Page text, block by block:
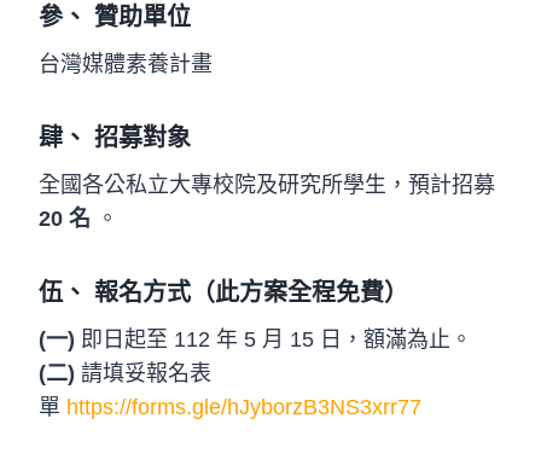
參、 贊助單位
台灣媒體素養計畫
肆、 招募對象
全國各公私立大專校院及研究所學生，預計招募
20 名 。
伍、 報名方式（此方案全程免費）
(一) 即日起至 112 年 5 月 15 日，額滿為止。
(二) 請填妥報名表
單 https://forms.gle/hJyborzB3NS3xrr77